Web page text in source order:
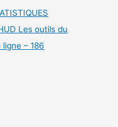
Les outils du
– 186